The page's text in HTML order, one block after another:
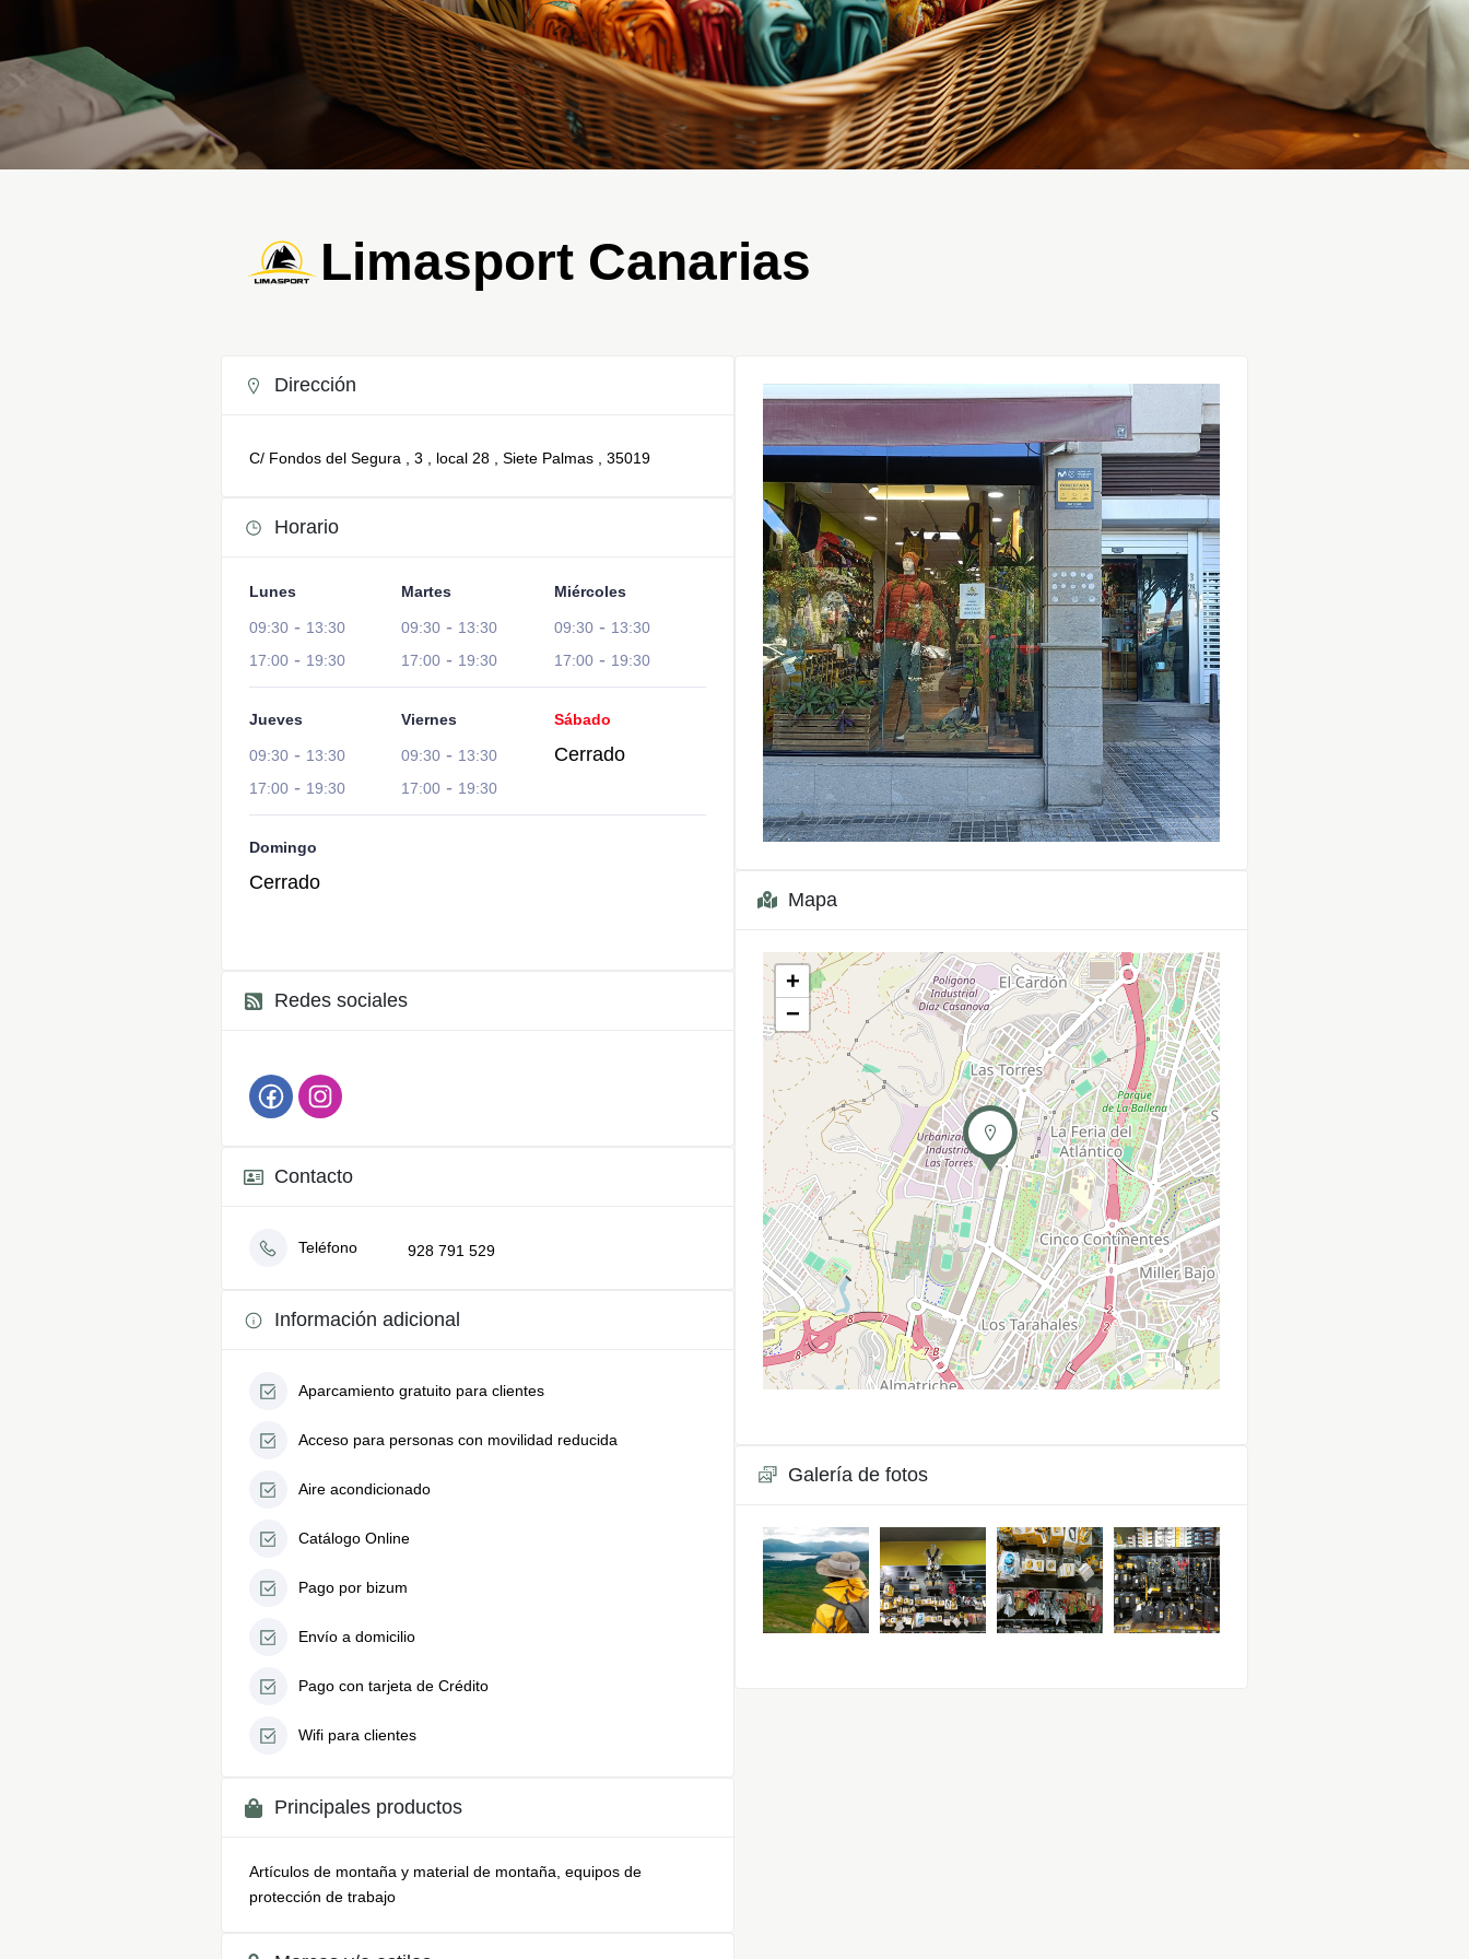
Limasport Canarias
Dirección
C/ Fondos del Segura , 3 , local 28 , Siete Palmas , 35019
Horario
Lunes
09:30- 13:30
17:00- 19:30
Martes
09:30 - 13:30
17:00 - 19:30
Miércoles
09:30- 13:30
17:00- 19:30
Jueves
09:30- 13:30
17:00- 19:30
Viernes
09:30 - 13:30
17:00 - 19:30
Sábado
Cerrado
Domingo
Cerrado
Redes sociales
Contacto
Teléfono 928 791 529
Información adicional
Aparcamiento gratuito para clientes
Acceso para personas con movilidad reducida
Aire acondicionado
Catálogo Online
Pago por bizum
Envío a domicilio
Pago con tarjeta de Crédito
Wifi para clientes
Principales productos
Artículos de montaña y material de montaña, equipos de
protección de trabajo
Mapa
+
−
Galería de fotos